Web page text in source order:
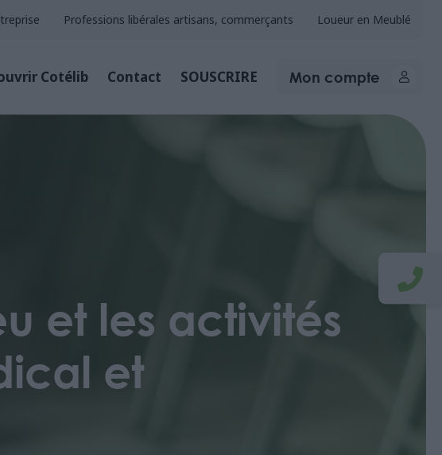
Professions libérales artisans, commerçants Loueur en Meublé
Cotélib Contact SOUSCRIRE Mon compte
et les activités
et